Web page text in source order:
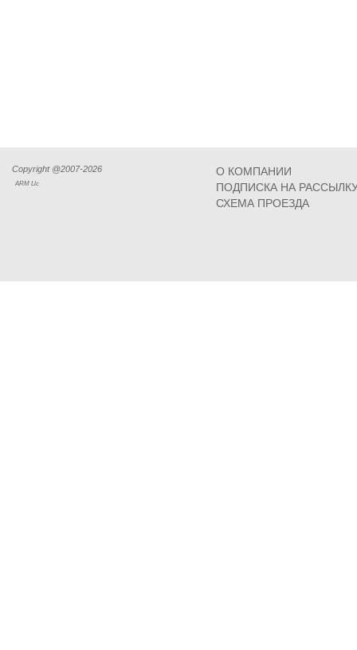
Copyright @2007-2026
ARM Llc
О КОМПАНИИ
ПОДПИСКА НА
СХЕМА ПРОЕЗДА